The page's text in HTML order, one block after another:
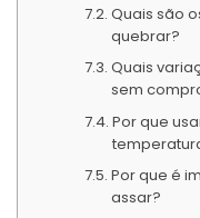
Quais são
quebrar?
Quais
sem
Por que
Por que é
assar?